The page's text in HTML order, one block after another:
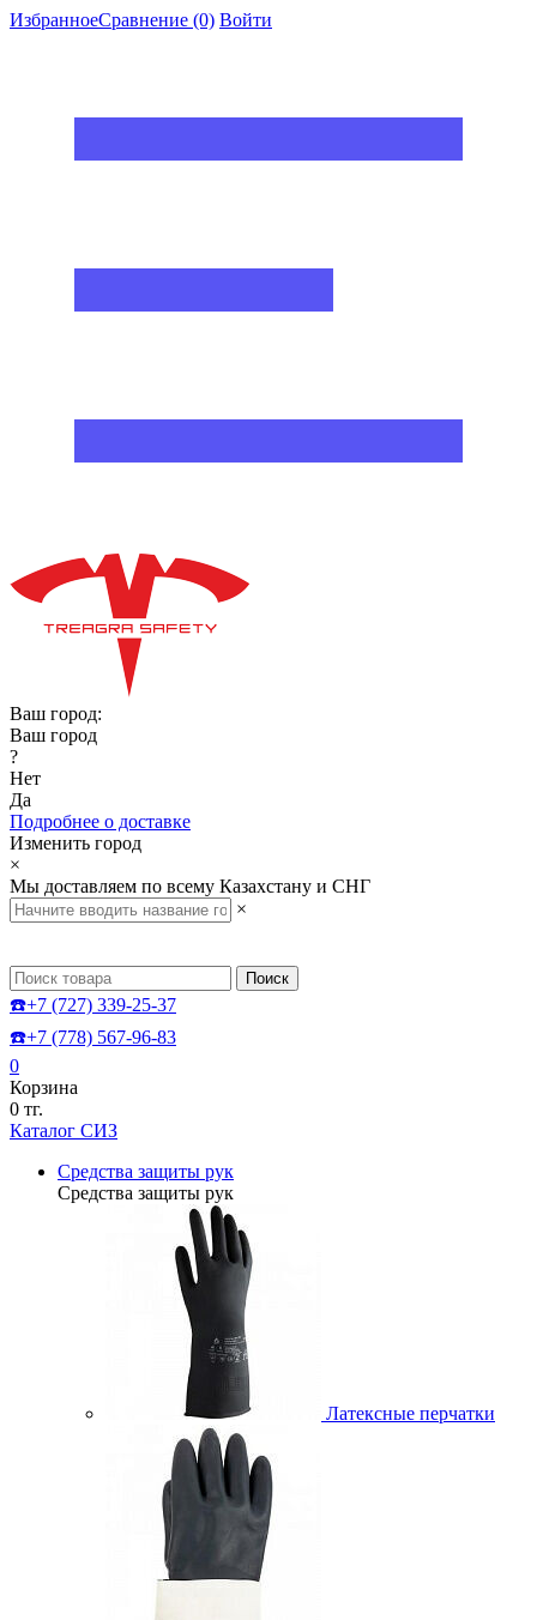
ИзбранноеСравнение (0) Войти
Ваш город:
Ваш город
?
Нет
Да
Подробнее о доставке
Изменить город
×
Мы доставляем по всему Казахстану и СНГ
×
Поиск
☎️+7 (727) 339-25-37
☎️+7 (778) 567-96-83
0
Корзина
0 тг.
Каталог СИЗ
Средства защиты рук
Средства защиты рук
Латексные перчатки